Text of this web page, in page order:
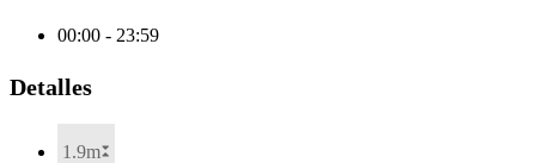
00:00 - 23:59
Detalles
1.9m